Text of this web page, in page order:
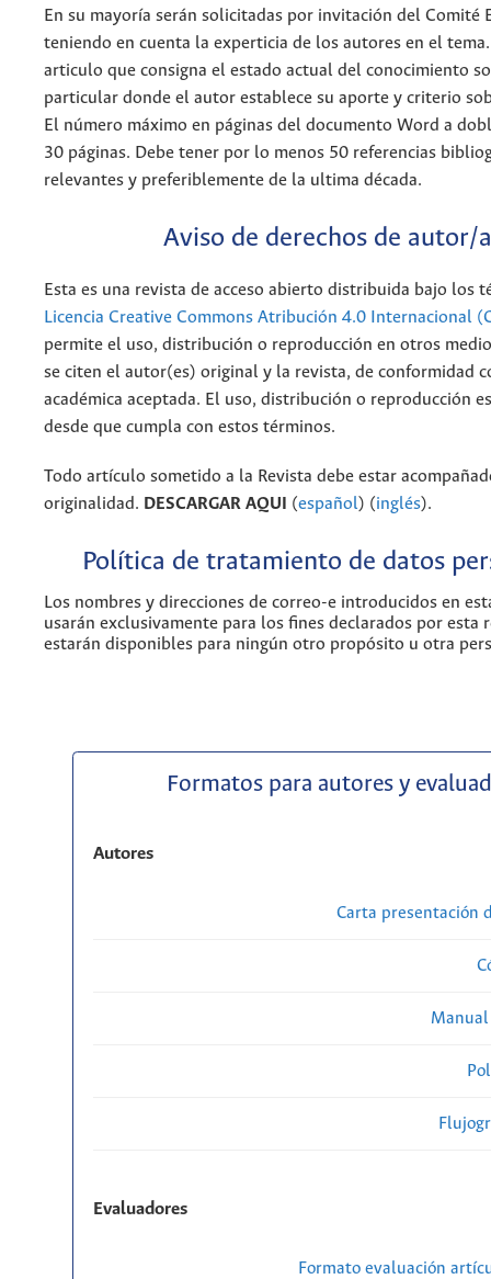
En su mayoría serán solicitadas por invitación del Comité
teniendo en cuenta la experticia de los autores en el
articulo que consigna el estado actual del conocimiento
particular donde el autor establece su aporte y criterio
El número máximo en páginas del documento Word a
30 páginas. Debe tener por lo menos 50 referencias
relevantes y preferiblemente de la ultima década.
Aviso de derechos de autor/a
Esta es una revista de acceso abierto distribuida bajo los
Licencia Creative Commons Atribución 4.0 Internacional
permite el uso, distribución o reproducción en otros
se citen el autor(es) original y la revista, de conformidad
académica aceptada. El uso, distribución o reproducción
desde que cumpla con estos términos.
Todo artículo sometido a la Revista debe estar
originalidad. DESCARGAR AQUI (español) (inglés).
Política de tratamiento de datos
Los nombres y direcciones de correo-e introducidos en
usarán exclusivamente para los fines declarados por esta
estarán disponibles para ningún otro propósito u otra
Formatos para autores y
Autores
Carta presentación
Evaluadores
Formato evaluación